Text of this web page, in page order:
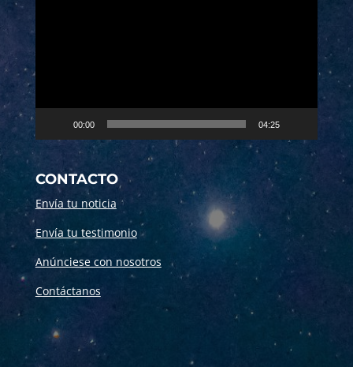
00:00 04:25
CONTACTO
Envía tu noticia
Envía tu testimonio
Anúnciese con nosotros
Contáctanos